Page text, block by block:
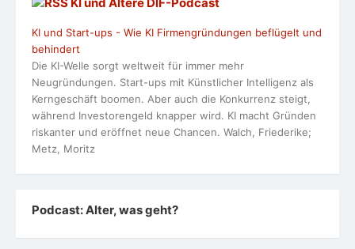
KI und Start-ups - Wie KI Firmengründungen beflügelt und
behindert
Die KI-Welle sorgt weltweit für immer mehr
Neugründungen. Start-ups mit Künstlicher Intelligenz als
Kerngeschäft boomen. Aber auch die Konkurrenz steigt,
während Investorengeld knapper wird. KI macht Gründen
riskanter und eröffnet neue Chancen. Walch, Friederike;
Metz, Moritz
Podcast: Alter, was geht?